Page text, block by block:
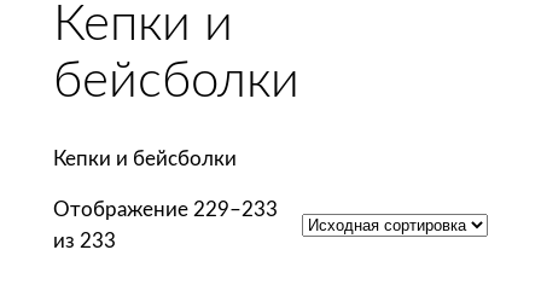
Кепки и
бейсболки
Кепки и бейсболки
Отображение 229–233
из 233